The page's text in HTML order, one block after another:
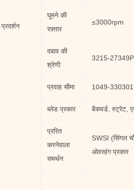
प्रदर्शन
घूमने की
रफ़्तार
≤3000rpm
दबाव की
श्रेणी
3215-
प्रवाह सीमा 1049-
ब्लेड प्रकार बैकवर्ड, स्ट्रेट,
प्ररित
करनेवाला
समर्थन
SWSI (सिंगल
ओवरहंग प्रकार